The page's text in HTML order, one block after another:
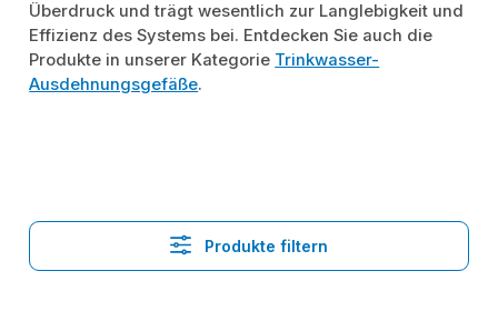
Überdruck und trägt wesentlich zur Langlebigkeit und
Effizienz des Systems bei. Entdecken Sie auch die
Produkte in unserer Kategorie Trinkwasser-
Ausdehnungsgefäße.
Produkte filtern